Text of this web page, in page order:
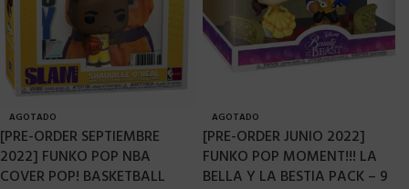
AGOTADO
[PRE-ORDER SEPTIEMBRE
2022] FUNKO POP NBA
COVER POP! BASKETBALL
AGOTADO
[PRE-ORDER JUNIO 2022]
FUNKO POP MOMENT!!! LA
BELLA Y LA BESTIA PACK – 9